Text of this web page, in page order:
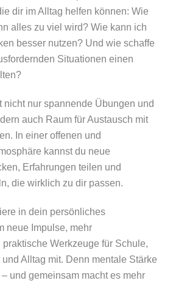
dir im Alltag helfen können: Wie
alles zu viel wird? Wie kann ich
besser nutzen? Und wie schaffe
Situationen einen
nicht nur spannende Übungen und
auch Raum für Austausch mit
In einer offenen und
kannst du neue
Erfahrungen teilen und
die wirklich zu dir passen.
in dein persönliches
neue Impulse, mehr
Werkzeuge für Schule,
Alltag mit. Denn mentale Stärke
und gemeinsam macht es mehr